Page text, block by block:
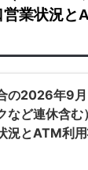
業状況と
の2026年9
など連休含む
況とATM利